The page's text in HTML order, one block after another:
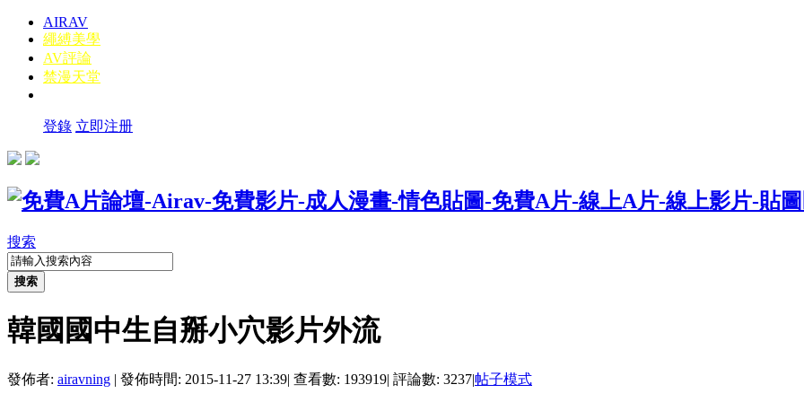
AIRAV
繩縛美學
AV評論
禁漫天堂
登錄 立即注册
搜索
搜索
韓國國中生自掰小穴影片外流
發佈者: airavning | 發佈時間: 2015-11-27 13:39| 查看數: 193919| 評論數: 3237|帖子模式